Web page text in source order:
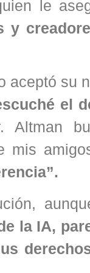
le
y
aceptó su
el
Altman
mis
la IA,